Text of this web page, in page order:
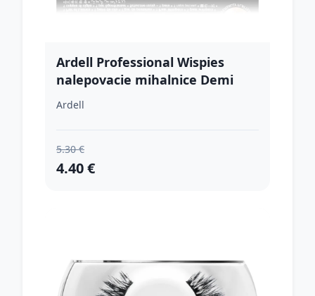
Ardell Professional Wispies
nalepovacie mihalnice Demi
Wispies Black 1 ks
Ardell
5.30 €
4.40 €